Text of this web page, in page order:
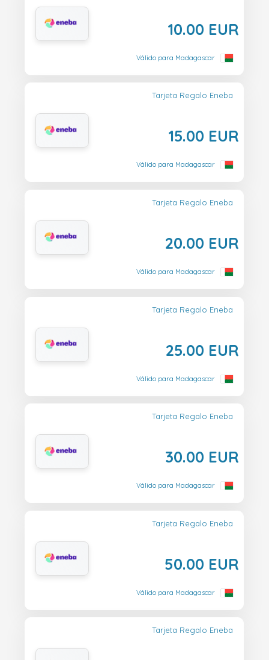
10.00 EUR
Válido para Madagascar
Tarjeta Regalo Eneba
15.00 EUR
Válido para Madagascar
Tarjeta Regalo Eneba
20.00 EUR
Válido para Madagascar
Tarjeta Regalo Eneba
25.00 EUR
Válido para Madagascar
Tarjeta Regalo Eneba
30.00 EUR
Válido para Madagascar
Tarjeta Regalo Eneba
50.00 EUR
Válido para Madagascar
Tarjeta Regalo Eneba